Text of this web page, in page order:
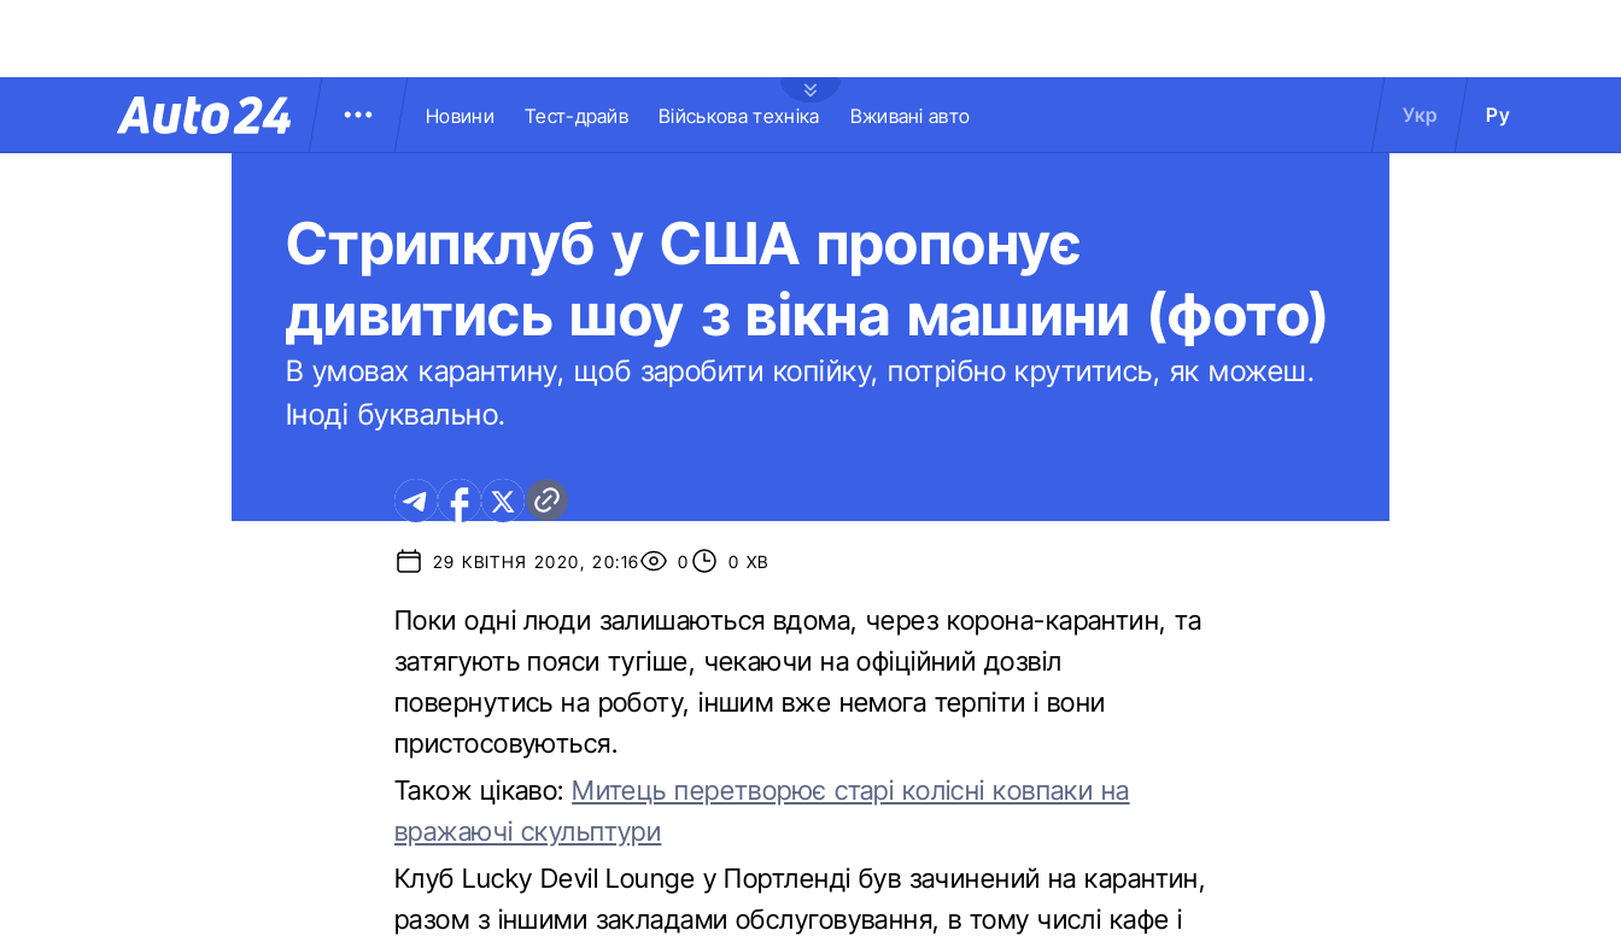
Новини Тест-драйв Військова техніка Вживані авто Укр Ру
Стрипклуб у США пропонує
дивитись шоу з вікна машини (фото)
В умовах карантину, щоб заробити копійку, потрібно крутитись, як можеш.
Іноді буквально.
29 КВІТНЯ 2020, 20:16 0 0 ХВ
Поки одні люди залишаються вдома, через корона-карантин, та
затягують пояси тугіше, чекаючи на офіційний дозвіл
повернутись на роботу, іншим вже немога терпіти і вони
пристосовуються.
Також цікаво: Митець перетворює старі колісні ковпаки на
вражаючі скульптури
Клуб Lucky Devil Lounge у Портленді був зачинений на карантин,
разом з іншими закладами обслуговування, в тому числі кафе і